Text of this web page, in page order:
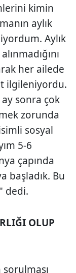
kimin
aylık
Aylık
her ailede
ilgileniyordu.
sonra çok
zorunda
sosyal
5-6
çapında
başladık. Bu
dedi.
OLUP
sorulması